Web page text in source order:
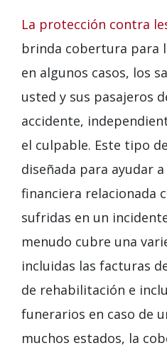
La protección contra
brinda cobertura para
en algunos casos, los
usted y sus pasajeros
accidente,
el culpable. Este tipo
diseñada para ayudar
financiera relacionada
sufridas en un
menudo cubre una
incluidas las facturas
de rehabilitación e
funerarios en caso de
muchos estados, la